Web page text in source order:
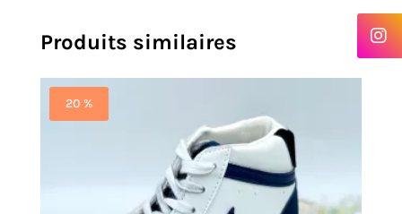
Produits similaires
20 %